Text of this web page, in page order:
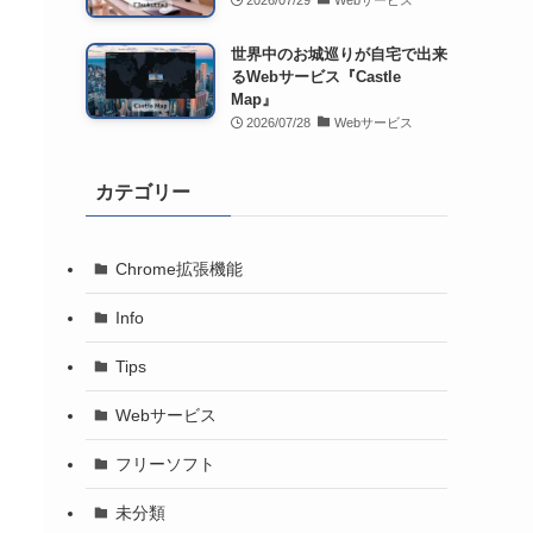
世界中のお城巡りが自宅で出来
るWebサービス『Castle
Map』
2026/07/28 Webサービス
カテゴリー
Chrome拡張機能
Info
Tips
Webサービス
フリーソフト
未分類